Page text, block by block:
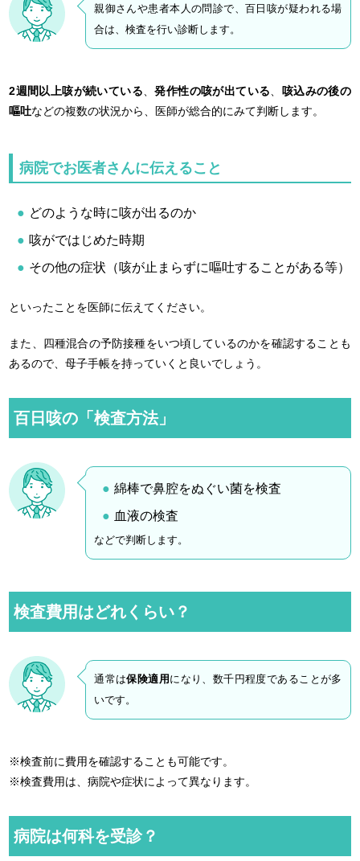
親御さんや患者本人の問診で、百日咳が疑われる場
合は、検査を行い診断します。
2週間以上咳が続いている 、発作性の咳が出ている
咳込みの後の
嘔吐などの複数の状況から、医師が総合的にみて判断します。
病院でお医者さんに伝えること
どのような時に咳が出るのか
咳がではじめた時期
その他の症状（咳が止まらずに嘔吐することがある等）
といったことを医師に伝えてください。
また、四種混合の予防接種をいつ頃しているのかを確認することも
あるので、母子手帳を持っていくと良いでしょう。
百日咳の「検査方法」
綿棒で鼻腔をぬぐい菌を検査
血液の検査
などで判断します。
検査費用はどれくらい？
通常は保険適用になり、数千円程度であることが多
いです。
※検査前に費用を確認することも可能です。
※検査費用は、病院や症状によって異なります。
病院は何科を受診？